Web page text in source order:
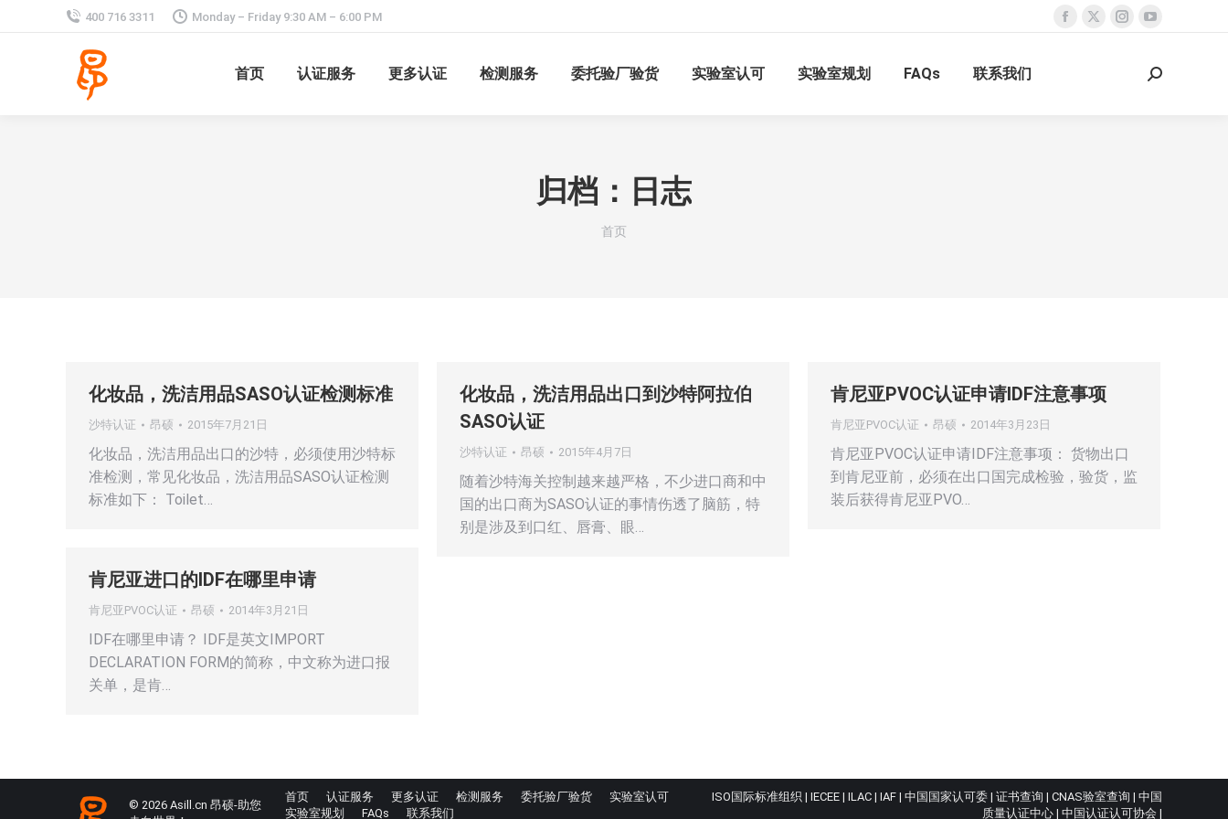
400 716 3311 Monday – Friday 9:30 AM – 6:00 PM
Facebook
X
Instagram
opens
YouTube
opens
首页 认证服务 更多认证 检测服务 委托验厂验货 实验室认可 实验室规划 FAQs 联系我们 Search:
归档： 日志
您在这里：
首页
化妆品，洗洁用品SASO认证检测标准
沙特认证 昂硕 2015年7月21日
化妆品，洗洁用品出口的沙特，必须使用沙特标
准检测，常见化妆品，洗洁用品SASO认证检测
标准如下： Toilet…
化妆品，洗洁用品出口到沙特阿拉伯
SASO认证
沙特认证 昂硕 2015年4月7日
随着沙特海关控制越来越严格，不少进口商和中
国的出口商为SASO认证的事情伤透了脑筋，特
别是涉及到口红、唇膏、眼…
肯尼亚PVOC认证申请IDF注意事项
肯尼亚PVOC认证 昂硕 2014年3月23日
肯尼亚PVOC认证申请IDF注意事项： 货物出口
到肯尼亚前，必须在出口国完成检验，验货，监
装后获得肯尼亚PVO…
肯尼亚进口的IDF在哪里申请
肯尼亚PVOC认证 昂硕 2014年3月21日
IDF在哪里申请？ IDF是英文IMPORT
DECLARATION FORM的简称，中文称为进口报
关单，是肯…
© 2026 Asill.cn 昂硕-助您
首页 认证服务 更多认证 检测服务 委托验厂验货
实验室认可
实验室规划
FAQs 联系我们
ISO国际标准组织 | IECEE | ILAC | IAF | 中国国家认可委 | 证书查询 | CNAS验室查询 | 中国
质量认证中心 | 中国认证认可协会 |